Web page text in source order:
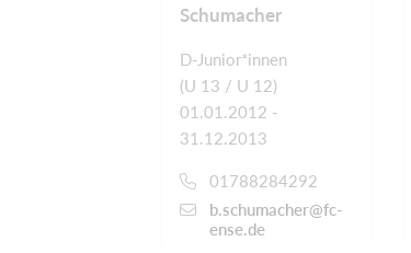
Schumacher
D-Junior*innen
(U 13 / U 12)
01.01.2012 -
31.12.2013
01788284292
b.schumacher@fc-
ense.de